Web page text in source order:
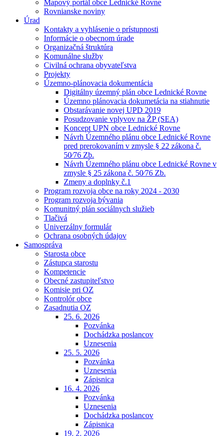
Mapový portál obce Lednické Rovne
Rovnianske noviny
Úrad
Kontakty a vyhlásenie o prístupnosti
Informácie o obecnom úrade
Organizačná štruktúra
Komunálne služby
Civilná ochrana obyvateľstva
Projekty
Územno-plánovacia dokumentácia
Digitálny územný plán obce Lednické Rovne
Územno plánovacia dokumetácia na stiahnutie
Obstarávanie novej UPD 2019
Posudzovanie vplyvov na ŽP (SEA)
Koncept UPN obce Lednické Rovne
Návrh Územného plánu obce Lednické Rovne
pred prerokovaním v zmysle § 22 zákona č.
50⁄76 Zb.
Návrh Územného plánu obce Lednické Rovne v
zmysle § 25 zákona č. 50⁄76 Zb.
Zmeny a doplnky č.1
Program rozvoja obce na roky 2024 - 2030
Program rozvoja bývania
Komunitný plán sociálnych služieb
Tlačivá
Univerzálny formulár
Ochrana osobných údajov
Samospráva
Starosta obce
Zástupca starostu
Kompetencie
Obecné zastupiteľstvo
Komisie pri OZ
Kontrolór obce
Zasadnutia OZ
25. 6. 2026
Pozvánka
Dochádzka poslancov
Uznesenia
25. 5. 2026
Pozvánka
Uznesenia
Zápisnica
16. 4. 2026
Pozvánka
Uznesenia
Dochádzka poslancov
Zápisnica
19. 2. 2026